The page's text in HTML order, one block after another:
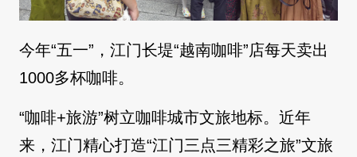
今年“五一”，江门长堤“越南咖啡”店每天卖出
1000多杯咖啡。
“咖啡+旅游”树立咖啡城市文旅地标。近年
来，江门精心打造“江门三点三精彩之旅”文旅